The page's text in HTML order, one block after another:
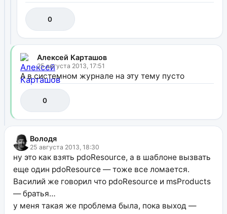
0
Алексей Карташов
25 августа 2013, 17:51
А в системном журнале на эту тему пусто
0
Володя
25 августа 2013, 18:30
ну это как взять pdoResource, а в шаблоне вызвать
еще один pdoResource — тоже все ломается.
Василий же говорил что pdoResource и msProducts
— братья…
у меня такая же проблема была, пока выход —